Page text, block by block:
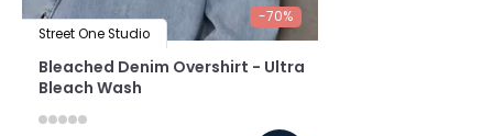
-70%
Street One Studio
Bleached Denim Overshirt - Ultra
Bleach Wash